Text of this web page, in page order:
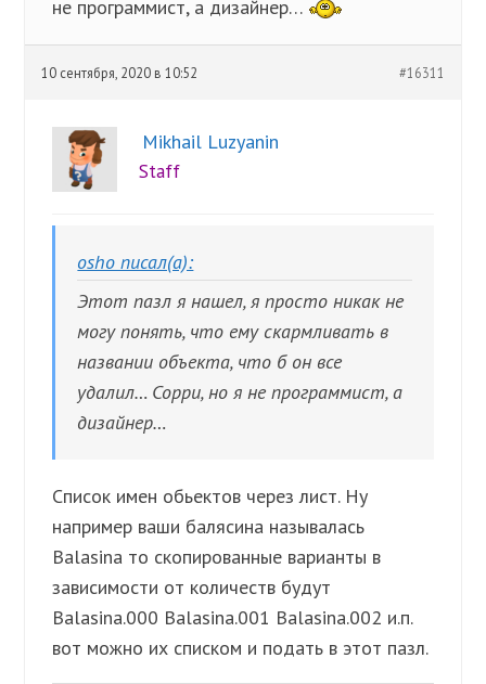
не программист, а дизайнер…
10 сентября, 2020 в 10:52 #16311
Mikhail Luzyanin
Staff
osho писал(а):
Этот пазл я нашел, я просто никак не
могу понять, что ему скармливать в
названии объекта, что б он все
удалил… Сорри, но я не программист, а
дизайнер…
Список имен обьектов через лист. Ну
например ваши балясина называлась
Balasina то скопированные варианты в
зависимости от количеств будут
Balasina.000 Balasina.001 Balasina.002 и.п.
вот можно их списком и подать в этот пазл.